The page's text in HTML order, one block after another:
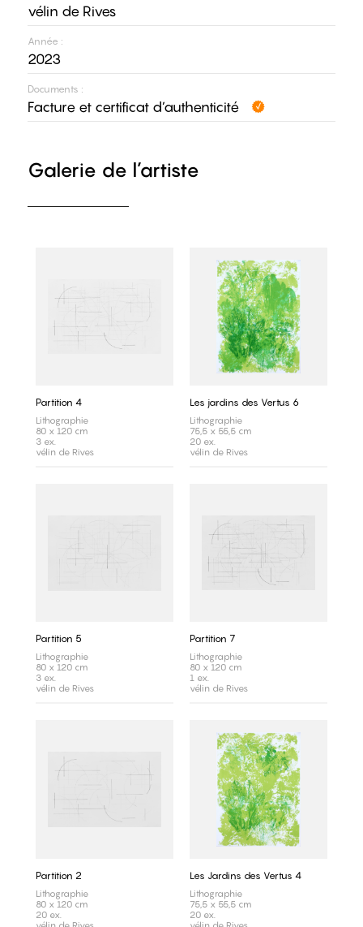
vélin de Rives
Année :
2023
Documents :
Facture et certificat d’authenticité
Galerie de l’artiste
Partition 4
Lithographie
80 x 120 cm
3 ex.
vélin de Rives
Les jardins des Vertus 6
Lithographie
75,5 x 55,5 cm
20 ex.
vélin de Rives
Partition 5
Lithographie
80 x 120 cm
3 ex.
vélin de Rives
Partition 7
Lithographie
80 x 120 cm
1 ex.
vélin de Rives
Partition 2
Lithographie
80 x 120 cm
20 ex.
Les Jardins des Vertus 4
Lithographie
75,5 x 55,5 cm
20 ex.